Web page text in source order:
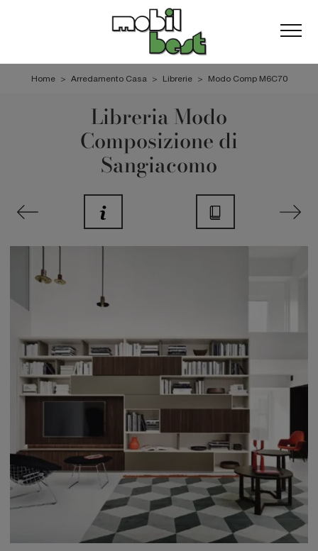
Home > Arredamento Casa > Librerie > Modo Comp M6C70
Libreria Modo
Composizione di
Sangiacomo